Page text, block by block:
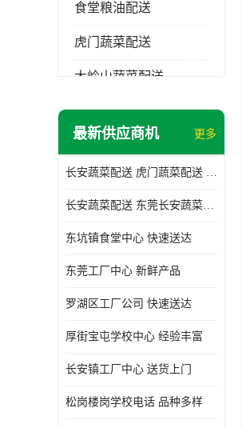
食堂粮油配送
虎门蔬菜配送
大岭山蔬菜配送
长安蔬菜配送
最新供应商机 更多
长安蔬菜配送 虎门蔬菜配送 厚街蔬菜配送 大朗蔬菜配送
长安蔬菜配送 东莞长安蔬菜配送哪家好
东坑镇食堂中心 快速送达
东莞工厂中心 新鲜产品
罗湖区工厂公司 快速送达
厚街宝屯学校中心 经验丰富
长安镇工厂中心 送货上门
松岗楼岗学校电话 品种多样